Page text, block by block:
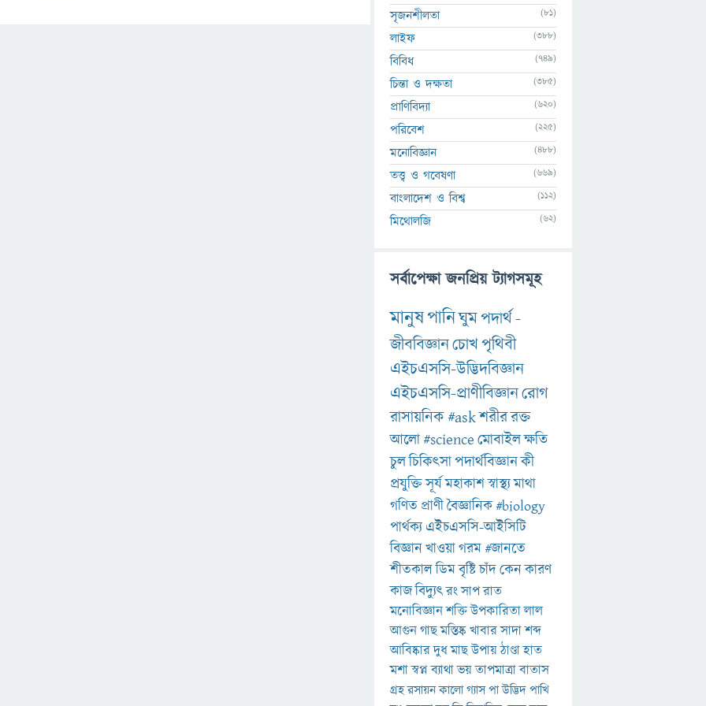
সৃজনশীলতা (81)
লাইফ (388)
বিবিধ (749)
চিন্তা ও দক্ষতা (385)
প্রাণিবিদ্যা (620)
পরিবেশ (225)
মনোবিজ্ঞান (488)
তত্ত্ব ও গবেষণা (669)
বাংলাদেশ ও বিশ্ব (112)
মিথোলজি (62)
সর্বাপেক্ষা জনপ্রিয় ট্যাগসমূহ
মানুষপানিঘুমপদার্থ-
জীববিজ্ঞানচোখপৃথিবী
এইচএসসি-উদ্ভিদবিজ্ঞান
এইচএসসি-প্রাণীবিজ্ঞানরোগ
রাসায়নিক#askশরীররক্ত
আলো#scienceমোবাইলক্ষতি
চুলচিকিৎসাপদার্থবিজ্ঞানকী
প্রযুক্তিসূর্যমহাকাশস্বাস্থ্যমাথা
গণিত প্রাণীবৈজ্ঞানিক#biology
পার্থক্য এইচএসসি-আইসিটি
বিজ্ঞানখাওয়াগরম#জানতে
শীতকালডিমবৃষ্টিচাঁদকেনকারণ
কাজবিদ্যুৎরংসাপরাত
মনোবিজ্ঞানশক্তিউপকারিতালাল
আগুনগাছমস্তিষ্কখাবারসাদাশব্দ
আবিষ্কারদুধমাছউপায়ঠাণ্ডাহাত
মশাস্বপ্নব্যাথাভয়তাপমাত্রাবাতাস
গ্রহরসায়নকালোগ্যাসপাউদ্ভিদপাখি